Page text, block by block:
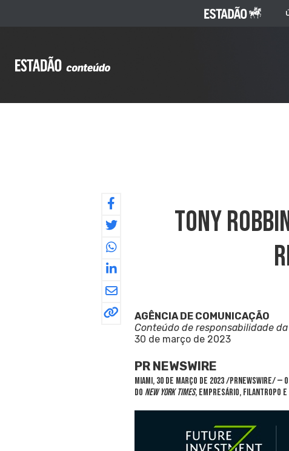
Tony
AGÊNCIA DE COMUNICAÇÃO
Conteúdo de responsabilidade
30 de março de 2023
PR NEWSWIRE
MIAMI, 30 de março de 2023/PRNewswire/ —
do New York Times, empresário, filantropo e